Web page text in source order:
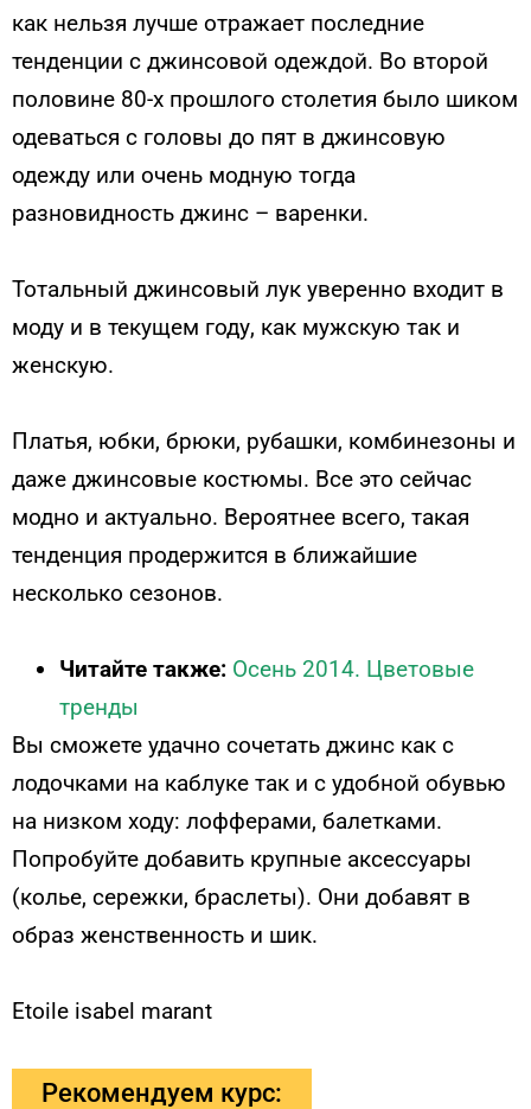
как нельзя лучше отражает последние
тенденции с джинсовой одеждой. Во второй
половине 80-х прошлого столетия было шиком
одеваться с головы до пят в джинсовую
одежду или очень модную тогда
разновидность джинс – варенки.
Тотальный джинсовый лук уверенно входит в
моду и в текущем году, как мужскую так и
женскую.
Платья, юбки, брюки, рубашки, комбинезоны и
даже джинсовые костюмы. Все это сейчас
модно и актуально. Вероятнее всего, такая
тенденция продержится в ближайшие
несколько сезонов.
Читайте также: Осень 2014. Цветовые
тренды
Вы сможете удачно сочетать джинс как с
лодочками на каблуке так и с удобной обувью
на низком ходу: лофферами, балетками.
Попробуйте добавить крупные аксессуары
(колье, сережки, браслеты). Они добавят в
образ женственность и шик.
Etoile isabel marant
Рекомендуем курс: